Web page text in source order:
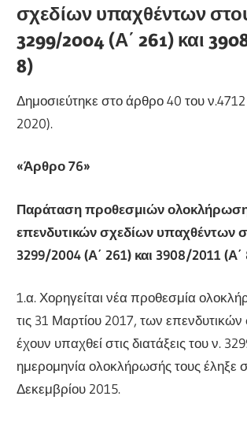
σχεδίων υπαχθέντων
3299/2004 (Α΄ 261) και
8)
Δημοσιεύτηκε στο άρθρο 40 του
2020).
«Άρθρο 76»
Παράταση προθεσμιών
επενδυτικών σχεδίων υπαχθέντων
3299/2004 (Α΄ 261) και 3908/2011 (Α΄
1.α. Χορηγείται νέα προθεσμία
τις 31 Μαρτίου 2017, των
έχουν υπαχθεί στις διατάξεις του ν.
ημερομηνία ολοκλήρωσής τους έληξε
Δεκεμβρίου 2015.